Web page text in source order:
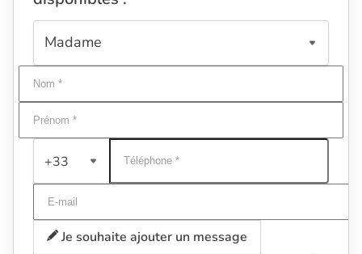
+33
Je souhaite ajouter un message